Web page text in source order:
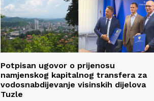
Potpisan ugovor o prijenosu
namjenskog kapitalnog transfera za
vodosnabdijevanje visinskih dijelova
Tuzle